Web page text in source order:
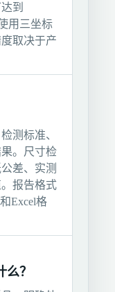
到
用三坐标
取决于产
测标准、
。尺寸检
差、实测
报告格式
Excel格
？